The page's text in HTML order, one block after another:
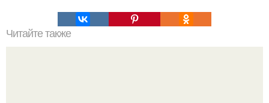
Читайте также